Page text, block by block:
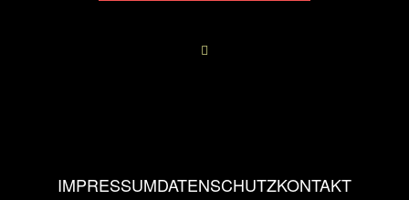
IMPRESSUMDATENSCHUTZKONTAKT